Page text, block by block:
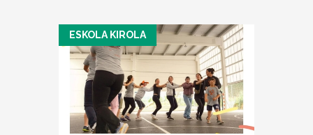
ESKOLA KIROLA